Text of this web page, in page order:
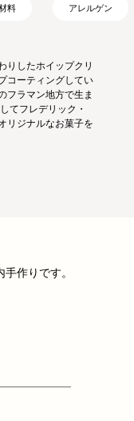
料 アレルゲン
りしたホイップクリ
コーティングしてい
フラマン地方で生ま
てフレデリック・
リジナルなお菓子を
作りです。